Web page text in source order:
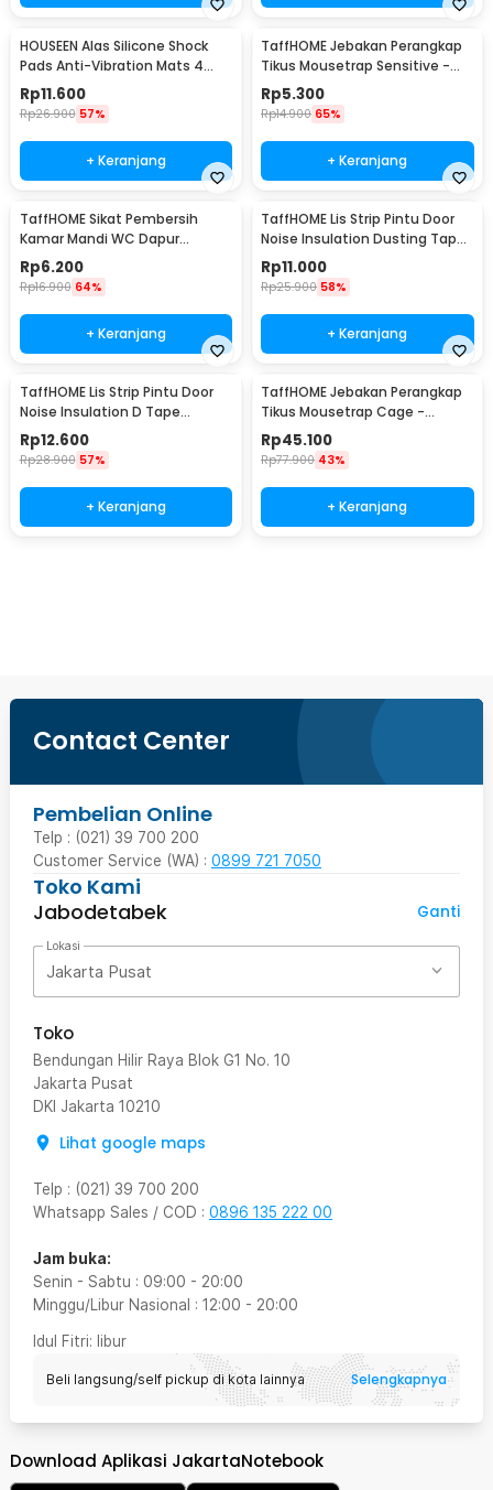
HOUSEEN Alas Silicone Shock
Pads Anti-Vibration Mats 4
PCS - NY522
Rp11.600
Rp26.900 57%
+ Keranjang
TaffHOME Jebakan Perangkap
Tikus Mousetrap Sensitive -
ZL-2021
Rp5.300
Rp14.900 65%
+ Keranjang
TaffHOME Sikat Pembersih
Kamar Mandi WC Dapur
Sponge Brush - 8211
Rp6.200
Rp16.900 64%
+ Keranjang
TaffHOME Lis Strip Pintu Door
Noise Insulation Dusting Tape
5Mx9mmx9mm - KK-061
Rp11.000
Rp25.900 58%
+ Keranjang
TaffHOME Lis Strip Pintu Door
Noise Insulation D Tape
9x6mm 10M - KK-062
Rp12.600
Rp28.900 57%
+ Keranjang
TaffHOME Jebakan Perangkap
Tikus Mousetrap Cage -
HU1999
Rp45.100
Rp77.900 43%
+ Keranjang
Contact Center
Pembelian Online
Telp : (021) 39 700 200
Customer Service (WA) : 0899 721 7050
Toko Kami
Jabodetabek
Ganti
Lokasi
Jakarta Pusat
Toko
Bendungan Hilir Raya Blok G1 No. 10
Jakarta Pusat
DKI Jakarta 10210
Lihat google maps
Telp : (021) 39 700 200
Whatsapp Sales / COD : 0896 135 222 00
Jam buka:
Senin - Sabtu : 09:00 - 20:00
Minggu/Libur Nasional : 12:00 - 20:00
Idul Fitri: libur
Beli langsung/self pickup di kota lainnya Selengkapnya
Download Aplikasi JakartaNotebook